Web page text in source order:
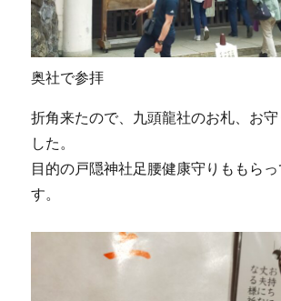
奥社で参拝
折角来たので、九頭龍社のお札、お守
した。
目的の戸隠神社足腰健康守りももら
す。